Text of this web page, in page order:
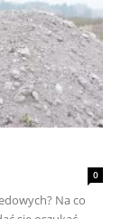
0
Na co